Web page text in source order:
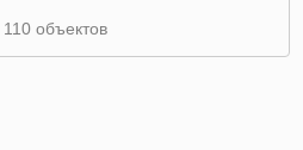
объектов